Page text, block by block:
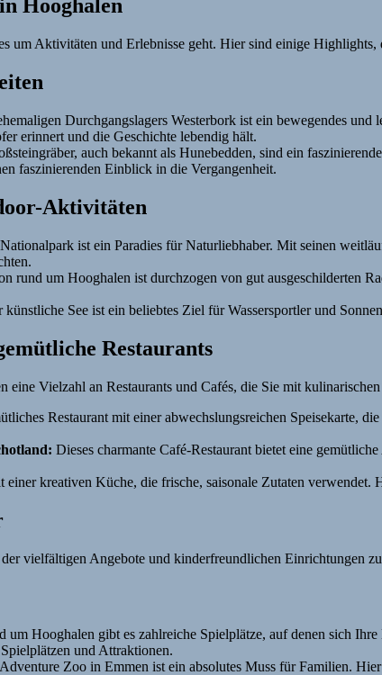
Hooghalen
um Aktivitäten und Erlebnisse geht. Hier sind einige
Durchgangslagers Westerbork ist ein bewegendes
erinnert und die Geschichte lebendig hält.
auch bekannt als Hunebedden, sind ein
faszinierenden Einblick in die Vergangenheit.
Aktivitäten
ist ein Paradies für Naturliebhaber. Mit seinen
rund um Hooghalen ist durchzogen von gut ausgeschilderten
künstliche See ist ein beliebtes Ziel für Wassersportler und
Restaurants
eine Vielzahl an Restaurants und Cafés, die Sie mit
Restaurant mit einer abwechslungsreichen Speisekarte,
Dieses charmante Café-Restaurant bietet eine
kreativen Küche, die frische, saisonale Zutaten verwendet.
vielfältigen Angebote und kinderfreundlichen Einrichtungen
um Hooghalen gibt es zahlreiche Spielplätze, auf denen sich
und Attraktionen.
Zoo in Emmen ist ein absolutes Muss für Familien.